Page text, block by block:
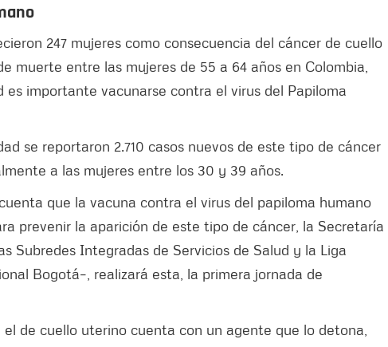
247 mujeres como consecuencia del cáncer de cuello
muerte entre las mujeres de 55 a 64 años en Colombia,
importante vacunarse contra el virus del Papiloma
se reportaron 2.710 casos nuevos de este tipo de cáncer
a las mujeres entre los 30 y 39 años.
que la vacuna contra el virus del papiloma humano
prevenir la aparición de este tipo de cáncer, la Secretaría
Subredes Integradas de Servicios de Salud y la Liga
Bogotá–, realizará esta, la primera jornada de
de cuello uterino cuenta con un agente que lo detona,